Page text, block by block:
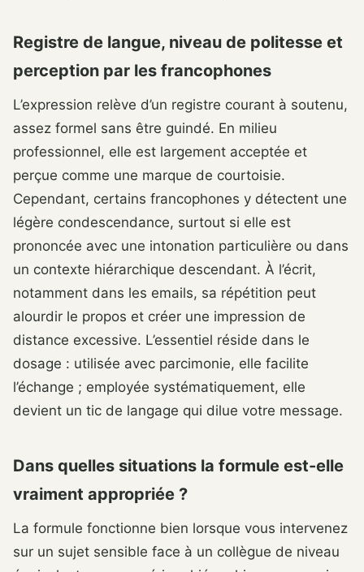
Registre de langue, niveau de politesse et
perception par les francophones
L’expression relève d’un registre courant à soutenu,
assez formel sans être guindé. En milieu
professionnel, elle est largement acceptée et
perçue comme une marque de courtoisie.
Cependant, certains francophones y détectent une
légère condescendance, surtout si elle est
prononcée avec une intonation particulière ou dans
un contexte hiérarchique descendant. À l’écrit,
notamment dans les emails, sa répétition peut
alourdir le propos et créer une impression de
distance excessive. L’essentiel réside dans le
dosage : utilisée avec parcimonie, elle facilite
l’échange ; employée systématiquement, elle
devient un tic de langage qui dilue votre message.
Dans quelles situations la formule est-elle
vraiment appropriée ?
La formule fonctionne bien lorsque vous intervenez
sur un sujet sensible face à un collègue de niveau